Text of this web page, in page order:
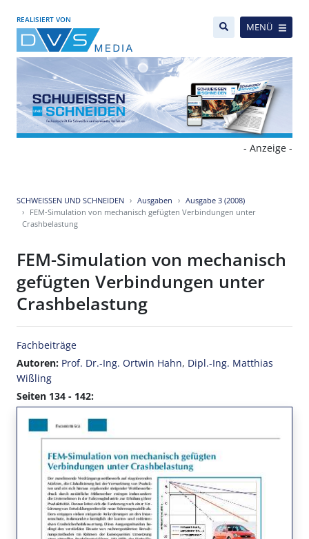
REALISIERT VON
MENÜ
- Anzeige -
SCHWEISSEN UND SCHNEIDEN Ausgaben
Ausgabe 3 (2008)
FEM-Simulation von mechanisch gefügten Verbindungen unter
Crashbelastung
FEM-Simulation von mechanisch
gefügten Verbindungen unter
Crashbelastung
Fachbeiträge
Autoren: Prof. Dr.-Ing. Ortwin Hahn, Dipl.-Ing. Matthias
Wißling
Seiten 134 - 142: